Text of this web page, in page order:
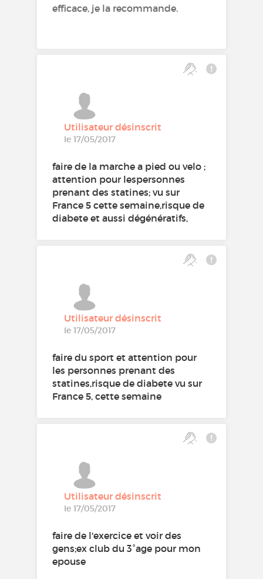
efficace, je la recommande.
Utilisateur désinscrit
le 17/05/2017
faire de la marche a pied ou velo ;
attention pour lespersonnes
prenant des statines; vu sur
France 5 cette semaine,risque de
diabete et aussi dégénératifs,
Utilisateur désinscrit
le 17/05/2017
faire du sport et attention pour
les personnes prenant des
statines,risque de diabete vu sur
France 5, cette semaine
Utilisateur désinscrit
le 17/05/2017
faire de l'exercice et voir des
gens;ex club du 3°age pour mon
epouse